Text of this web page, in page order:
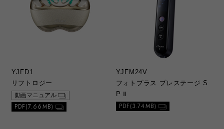
3）本ウェブサイトのサービスは予告なく中
止、または内容や条件を変更する場合があり
ます。あらかじめご了承ください。
1）総合カタログ、取扱説明書中に記載する安
全上のご注意は、法的規制などの変化に応じ
て変更する場合があります。最新の安全に関
するお問い合わせは当社カスタマーサポート
へお問い合わせください。
YJFD1
リフトロジー
動画マニュアル
PDF(7.66MB)
YJFM24V
フォトプラス プレステージ S
P Ⅱ
PDF(3.74MB)